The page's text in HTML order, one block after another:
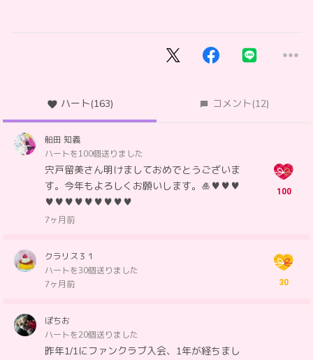
ハート(163) コメント(12)
船田 知義
ハートを100個送りました
宍戸留美さん明けましておめでとうございま
す。今年もよろしくお願いします。🎍♥♥♥
♥♥♥♥♥♥♥♥♥
7ヶ月前
100
クラリス３１
ハートを30個送りました
7ヶ月前
30
ぽちお
ハートを20個送りました
昨年1/1にファンクラブ入会、1年が経ちまし